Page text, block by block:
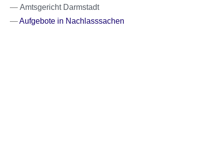
Amtsgericht Darmstadt
Aufgebote in Nachlasssachen